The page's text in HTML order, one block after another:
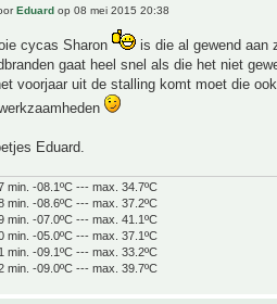
Eduard op 08 mei 2015 20:38
cycas Sharon
is die al gewend aan
gaat heel snel als die het niet
voorjaar uit de stalling komt moet die
Eduard.
min. -08.1ºC --- max. 34.7ºC
min. -08.6ºC --- max. 37.2ºC
min. -07.0ºC --- max. 41.1ºC
min. -05.0ºC --- max. 37.1ºC
min. -09.1ºC --- max. 33.2ºC
min. -09.0ºC --- max. 39.7ºC